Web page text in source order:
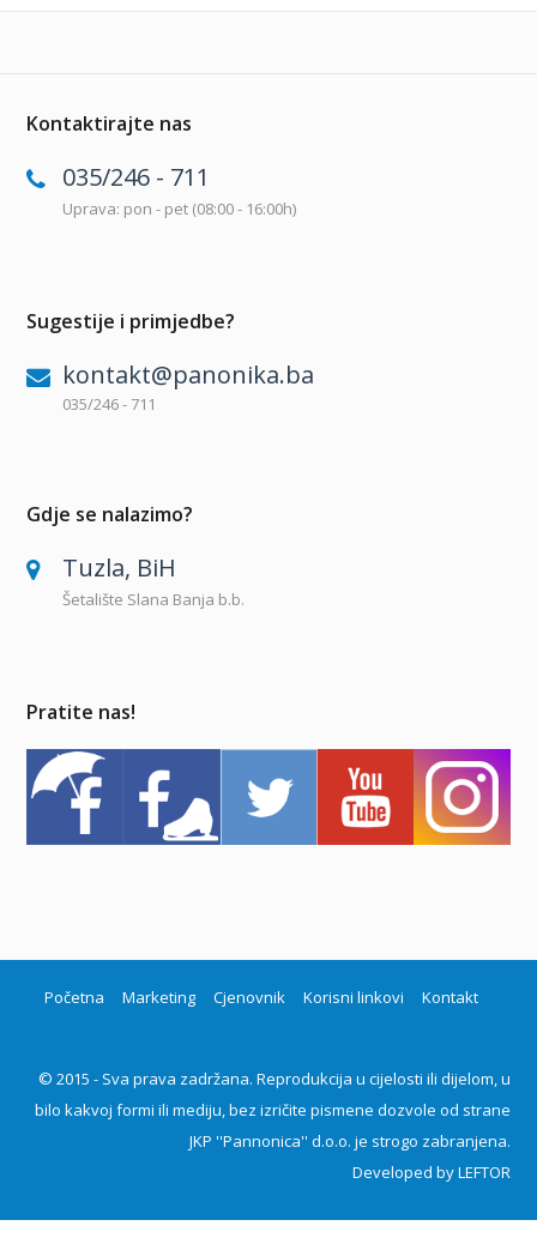
Kontaktirajte nas
035/246 - 711
Uprava: pon - pet (08:00 - 16:00h)
Sugestije i primjedbe?
kontakt@panonika.ba
035/246 - 711
Gdje se nalazimo?
Tuzla, BiH
Šetalište Slana Banja b.b.
Pratite nas!
Početna Marketing Cjenovnik Korisni linkovi Kontakt
© 2015 - Sva prava zadržana. Reprodukcija u cijelosti ili dijelom, u
bilo kakvoj formi ili mediju, bez izričite pismene dozvole od strane
JKP ''Pannonica'' d.o.o. je strogo zabranjena.
Developed byLEFTOR